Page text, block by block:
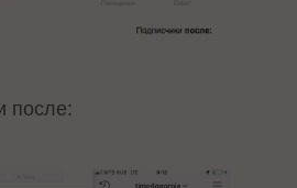
после: